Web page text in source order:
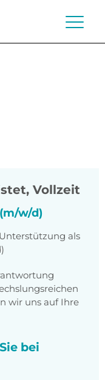
Vollzeit
w/d)
als
wir uns auf Ihre
bei